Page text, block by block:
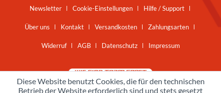
Newsletter Cookie-Einstellungen Hilfe / Support
Über uns Kontakt Versandkosten Zahlungsarten
Widerruf AGB Datenschutz Impressum
Diese Website benutzt Cookies, die für den technischen
Betrieb der Website erforderlich sind und stets gesetzt